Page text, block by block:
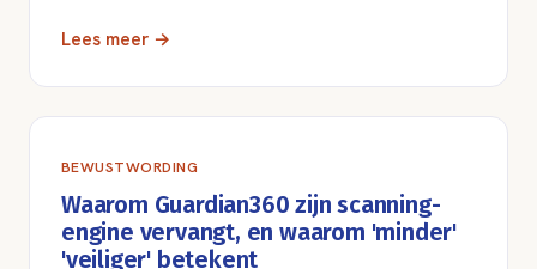
Lees meer →
BEWUSTWORDING
Waarom Guardian360 zijn scanning-
engine vervangt, en waarom 'minder'
'veiliger' betekent